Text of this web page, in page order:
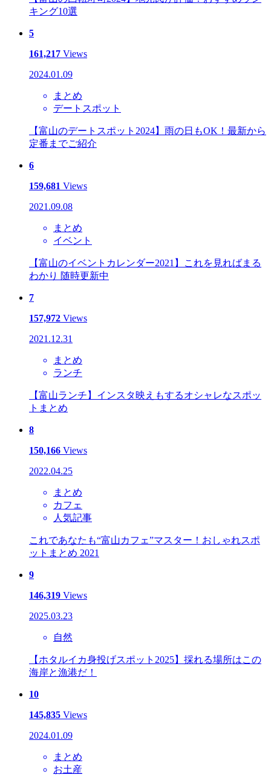
キング10選
5
161,217 Views
2024.01.09
まとめ
デートスポット
【富山のデートスポット2024】雨の日もOK！最新から
定番までご紹介
6
159,681 Views
2021.09.08
まとめ
イベント
【富山のイベントカレンダー2021】これを見ればまる
わかり 随時更新中
7
157,972 Views
2021.12.31
まとめ
ランチ
【富山ランチ】インスタ映えもするオシャレなスポッ
トまとめ
8
150,166 Views
2022.04.25
まとめ
カフェ
人気記事
これであなたも“富山カフェ”マスター！おしゃれスポ
ットまとめ 2021
9
146,319 Views
2025.03.23
自然
【ホタルイカ身投げスポット2025】採れる場所はこの
海岸と漁港だ！
10
145,835 Views
2024.01.09
まとめ
お土産